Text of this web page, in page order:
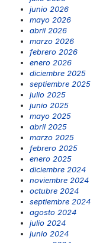
junio 2026
mayo 2026
abril 2026
marzo 2026
febrero 2026
enero 2026
diciembre 2025
septiembre 2025
julio 2025
junio 2025
mayo 2025
abril 2025
marzo 2025
febrero 2025
enero 2025
diciembre 2024
noviembre 2024
octubre 2024
septiembre 2024
agosto 2024
julio 2024
junio 2024